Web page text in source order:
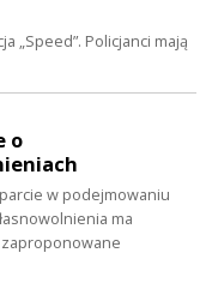
„Speed”. Policjanci mają
o
w podejmowaniu
ma